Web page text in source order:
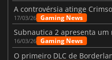
17/03/26 Gaming News
16/03/26 Gaming News